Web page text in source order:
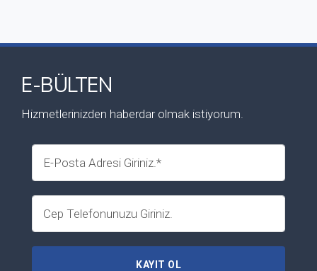
E-BÜLTEN
Hizmetlerinizden haberdar olmak istiyorum.
KAYIT OL